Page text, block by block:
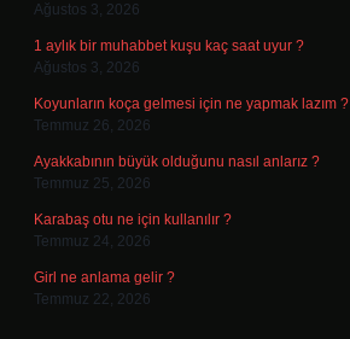
Ağustos 3, 2026
1 aylık bir muhabbet kuşu kaç saat uyur ?
Ağustos 3, 2026
Koyunların koça gelmesi için ne yapmak lazım ?
Temmuz 26, 2026
Ayakkabının büyük olduğunu nasıl anlarız ?
Temmuz 25, 2026
Karabaş otu ne için kullanılır ?
Temmuz 24, 2026
Girl ne anlama gelir ?
Temmuz 22, 2026